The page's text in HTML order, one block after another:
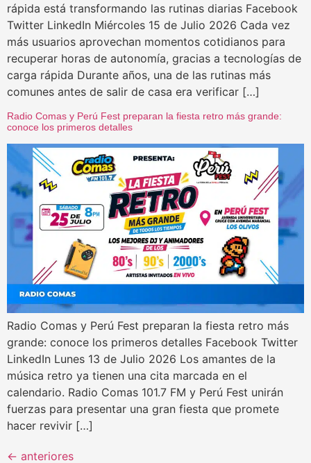
rápida está transformando las rutinas diarias Facebook
Twitter LinkedIn Miércoles 15 de Julio 2026 Cada vez
más usuarios aprovechan momentos cotidianos para
recuperar horas de autonomía, gracias a tecnologías de
carga rápida Durante años, una de las rutinas más
comunes antes de salir de casa era verificar […]
Radio Comas y Perú Fest preparan la fiesta retro más grande:
conoce los primeros detalles
Radio Comas y Perú Fest preparan la fiesta retro más
grande: conoce los primeros detalles Facebook Twitter
LinkedIn Lunes 13 de Julio 2026 Los amantes de la
música retro ya tienen una cita marcada en el
calendario. Radio Comas 101.7 FM y Perú Fest unirán
fuerzas para presentar una gran fiesta que promete
hacer revivir […]
← anteriores